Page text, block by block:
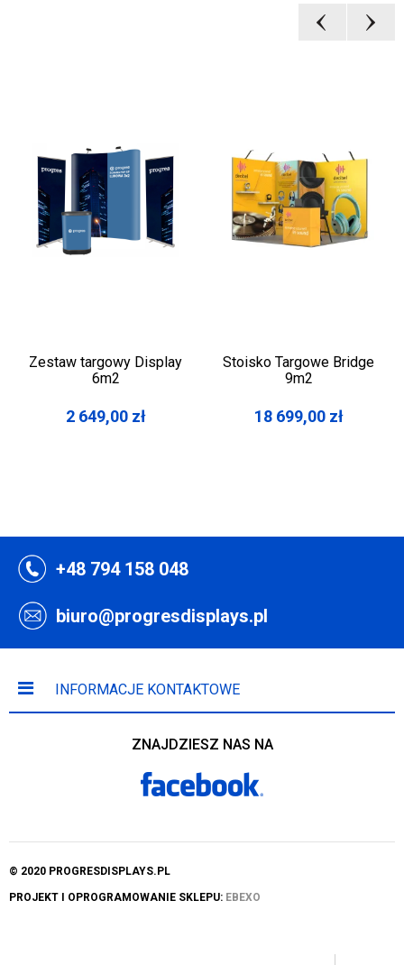
Zestaw targowy Display
6m2
2 649,00 zł
Stoisko Targowe Bridge
9m2
18 699,00 zł
+48 794 158 048
biuro@progresdisplays.pl
INFORMACJE KONTAKTOWE
ZNAJDZIESZ NAS NA
© 2020 PROGRESDISPLAYS.PL
PROJEKT I OPROGRAMOWANIE SKLEPU: EBEXO